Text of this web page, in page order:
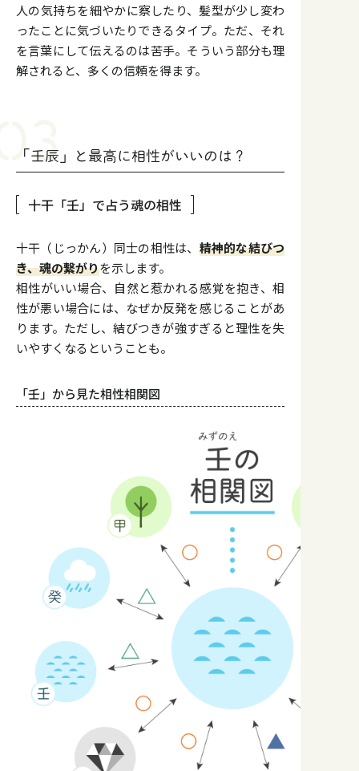
人の気持ちを細やかに察したり、髪型が少し変わ
ったことに気づいたりできるタイプ。ただ、それ
を言葉にして伝えるのは苦手。そういう部分も理
解されると、多くの信頼を得ます。
「壬辰」と最高に相性がいいのは？
十干「壬」で占う魂の相性
十干（じっかん）同士の相性は、 精神的な結びつ
き、魂の繋がりを示します。
相性がいい場合、自然と惹かれる感覚を抱き、相
性が悪い場合には、なぜか反発を感じることがあ
ります。ただし、結びつきが強すぎると理性を失
いやすくなるということも。
「壬」から見た相性相関図